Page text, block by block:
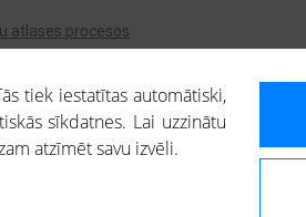
atlases procesos
spēka. Portāla lietotājs, izmantojot
tiek iestatītas automātiski,
sīkdatnes. Lai uzzinātu
atzīmēt savu izvēli.